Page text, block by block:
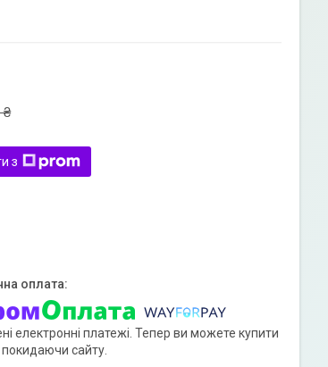
₴
з
електронні платежі. Тепер ви можете купити
сайту.